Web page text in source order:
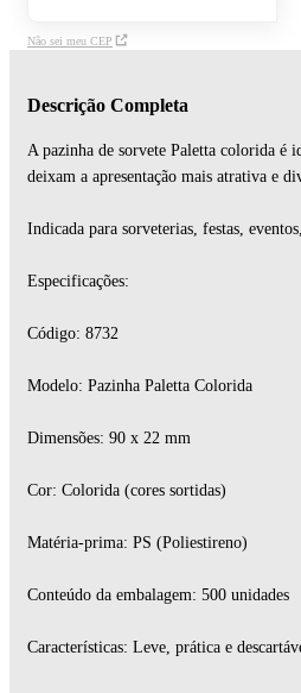
Não sei meu CEP
Descrição Completa
A pazinha de sorvete Paletta colorida é
deixam a apresentação mais atrativa e
Indicada para sorveterias, festas,
Especificações:
Código: 8732
Modelo: Pazinha Paletta Colorida
Dimensões: 90 x 22 mm
Cor: Colorida (cores sortidas)
Matéria-prima: PS (Poliestireno)
Conteúdo da embalagem: 500 unidades
Características: Leve, prática e